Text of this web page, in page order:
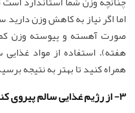
اما اگر نیاز به کاهش وزن
هفته). استفاده از مواد غذایی
همراه کنید تا بهتر به نتیجه
3- از رژیم غذایی سالم پیروی کنید